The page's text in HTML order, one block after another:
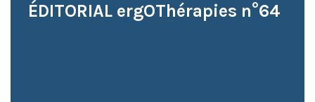
ÉDITORIAL ergOThérapies n°64